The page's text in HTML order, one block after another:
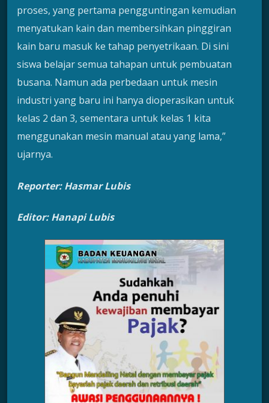
proses, yang pertama pengguntingan kemudian
menyatukan kain dan membersihkan pinggiran
kain baru masuk ke tahap penyetrikaan. Di sini
siswa belajar semua tahapan untuk pembuatan
busana. Namun ada perbedaan untuk mesin
industri yang baru ini hanya dioperasikan untuk
kelas 2 dan 3, sementara untuk kelas 1 kita
menggunakan mesin manual atau yang lama,”
ujarnya.
Reporter: Hasmar Lubis
Editor: Hanapi Lubis